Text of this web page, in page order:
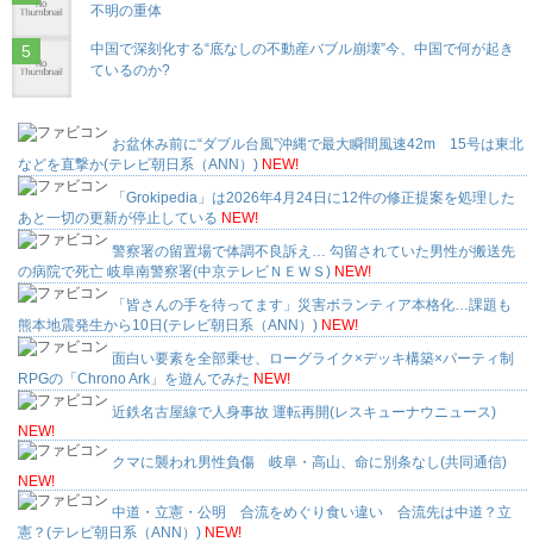
不明の重体
中国で深刻化する“底なしの不動産バブル崩壊”今、中国で何が起き
ているのか?
お盆休み前に“ダブル台風”沖縄で最大瞬間風速42m 15号は東北
などを直撃か(テレビ朝日系（ANN）) NEW!
「Grokipedia」は2026年4月24日に12件の修正提案を処理した
あと一切の更新が停止している NEW!
警察署の留置場で体調不良訴え… 勾留されていた男性が搬送先
の病院で死亡 岐阜南警察署(中京テレビＮＥＷＳ) NEW!
「皆さんの手を待ってます」災害ボランティア本格化…課題も
熊本地震発生から10日(テレビ朝日系（ANN）) NEW!
面白い要素を全部乗せ、ローグライク×デッキ構築×パーティ制
RPGの「Chrono Ark」を遊んでみた NEW!
近鉄名古屋線で人身事故 運転再開(レスキューナウニュース)
NEW!
クマに襲われ男性負傷 岐阜・高山、命に別条なし(共同通信)
NEW!
中道・立憲・公明 合流をめぐり食い違い 合流先は中道？立
憲？(テレビ朝日系（ANN）) NEW!